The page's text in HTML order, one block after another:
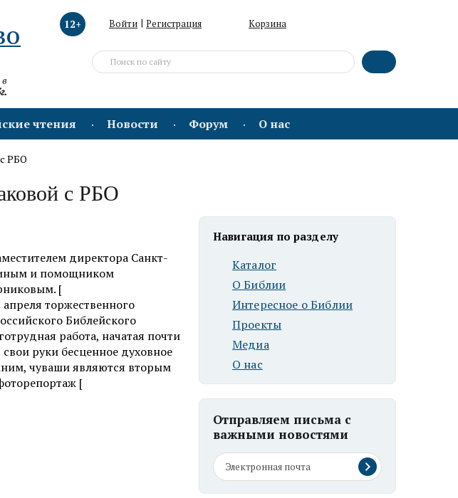
12+ Войти | Регистрация Корзина
чтения Новости Форум О нас
РБО
с РБО
директора Санкт-
и помощником
[
торжественного
Библейского
работа, начатая почти
руки бесценное духовное
чуваши являются вторым
[
Навигация по разделу
Каталог
О Библии
Интересное о Библии
Проекты
Медиа
О нас
Отправляем письма с
важными новостями